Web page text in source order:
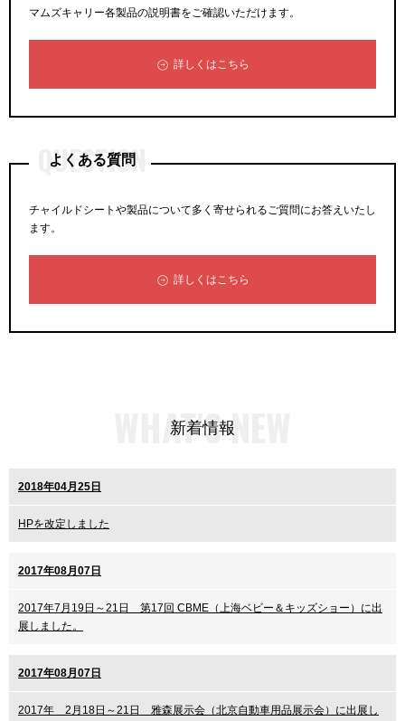
マムズキャリー各製品の説明書をご確認いただけます。
詳しくはこちら
よくある質問
QUESTION
チャイルドシートや製品について多く寄せられるご質問にお答えいたし
ます。
詳しくはこちら
新着情報
WHAT'S NEW
2018年04月25日
HPを改定しました
2017年08月07日
2017年7月19日～21日 第17回 CBME（上海ベビー＆キッズショー）に出
展しました。
2017年08月07日
2017年 2月18日～21日 雅森展示会（北京自動車用品展示会）に出展し